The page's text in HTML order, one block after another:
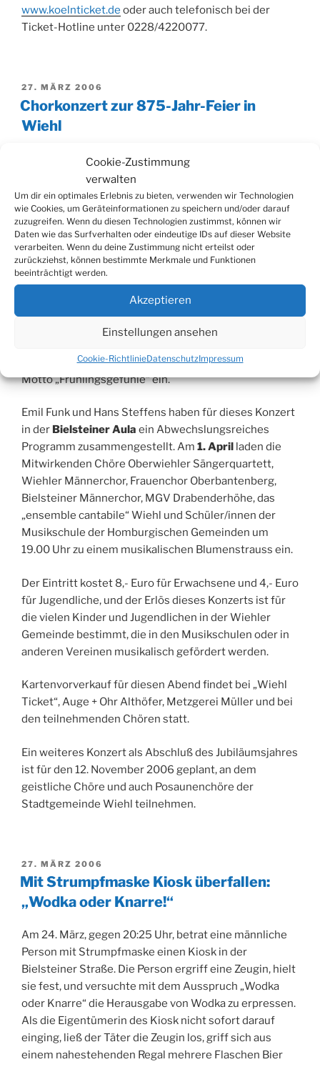
Cookie-Zustimmung
verwalten
Um dir ein optimales Erlebnis zu bieten, verwenden wir Technologien
wie Cookies, um Geräteinformationen zu speichern und/oder darauf
zuzugreifen. Wenn du diesen Technologien zustimmst, können wir
Daten wie das Surfverhalten oder eindeutige IDs auf dieser Website
verarbeiten. Wenn du deine Zustimmung nicht erteilst oder
zurückziehst, können bestimmte Merkmale und Funktionen
beeinträchtigt werden.
Akzeptieren
Einstellungen ansehen
Cookie-RichtlinieDatenschutzImpressum
www.koelnticket.de oder auch telefonisch bei der
Ticket-Hotline unter 0228/4220077.
VERÖFFENTLICHT
AM
27. MÄRZ 2006
Chorkonzert zur 875-Jahr-Feier in
Wiehl
Das 875-jährige Bestehen der Stadt Wiehl wird mit
vielen Veranstaltungen und einer Festwoche in diesem
Jahr gefeiert.
Der Heimatverein Wiehl unter der Leitung von Emil
Funk, hat sich stark in diese Feierlichkeiten
eingebunden, und freut sich zusammen mit den
Wiehler Bürgern und allen Gästen auf die vielen
Aktionen im Jubiläumsjahr.
Die erste Veranstaltung findet bereits im Frühjahr
Wiehler Stadtgebiet zu einem Chorkonzert unter dem
Motto „Frühlingsgefühle“ ein.
Emil Funk und Hans Steffens haben für dieses Konzert
in der Bielsteiner Aula ein Abwechslungsreiches
Programm zusammengestellt. Am 1. April laden die
Mitwirkenden Chöre Oberwiehler Sängerquartett,
Wiehler Männerchor, Frauenchor Oberbantenberg,
Bielsteiner Männerchor, MGV Drabenderhöhe, das
„ensemble cantabile“ Wiehl und Schüler/innen der
Musikschule der Homburgischen Gemeinden um
19.00 Uhr zu einem musikalischen Blumenstrauss ein.
Der Eintritt kostet 8,- Euro für Erwachsene und 4,- Euro
für Jugendliche, und der Erlös dieses Konzerts ist für
die vielen Kinder und Jugendlichen in der Wiehler
Gemeinde bestimmt, die in den Musikschulen oder in
anderen Vereinen musikalisch gefördert werden.
Kartenvorverkauf für diesen Abend findet bei „Wiehl
Ticket“, Auge + Ohr Althöfer, Metzgerei Müller und bei
den teilnehmenden Chören statt.
Ein weiteres Konzert als Abschluß des Jubiläumsjahres
ist für den 12. November 2006 geplant, an dem
geistliche Chöre und auch Posaunenchöre der
Stadtgemeinde Wiehl teilnehmen.
VERÖFFENTLICHT
AM
27. MÄRZ 2006
Mit Strumpfmaske Kiosk überfallen:
„Wodka oder Knarre!“
Am 24. März, gegen 20:25 Uhr, betrat eine männliche
Person mit Strumpfmaske einen Kiosk in der
Bielsteiner Straße. Die Person ergriff eine Zeugin, hielt
sie fest, und versuchte mit dem Ausspruch „Wodka
oder Knarre“ die Herausgabe von Wodka zu erpressen.
Als die Eigentümerin des Kiosk nicht sofort darauf
einging, ließ der Täter die Zeugin los, griff sich aus
einem nahestehenden Regal mehrere Flaschen Bier